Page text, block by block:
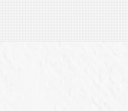
別会員開催
展・参加
(News Letter)
コラム
ュース・事業紹介
ベント
容
本橋エリアについて